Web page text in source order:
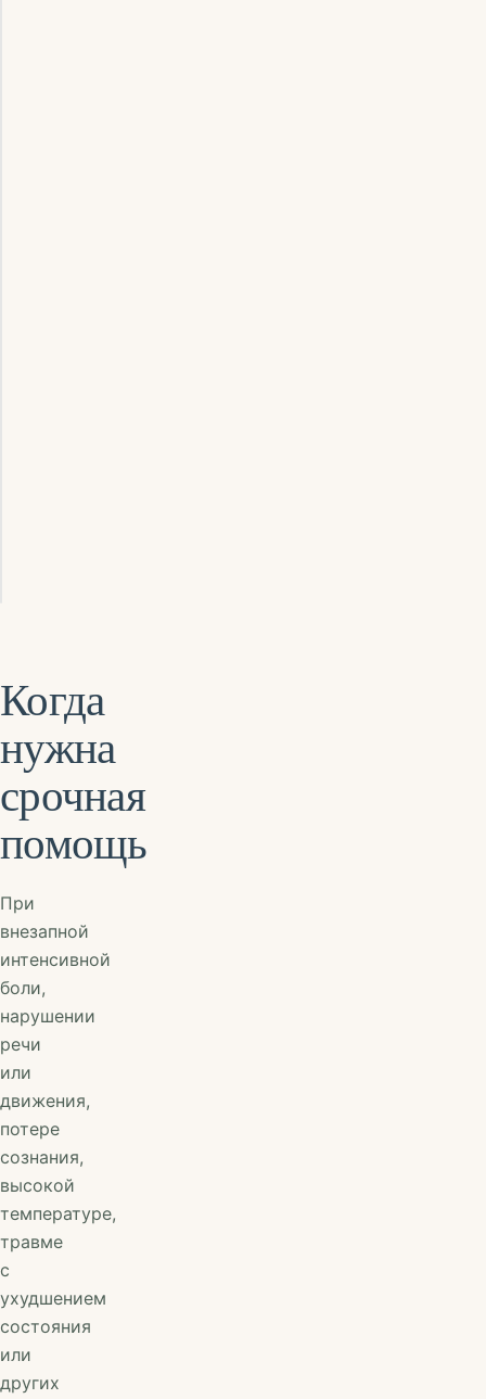
Когда
нужна
срочная
помощь
При
внезапной
интенсивной
боли,
нарушении
речи
или
движения,
потере
сознания,
высокой
температуре,
травме
с
ухудшением
состояния
или
других